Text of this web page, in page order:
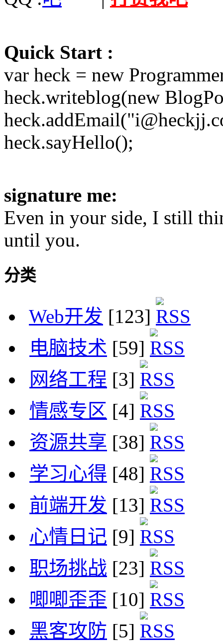
Quick Start :
var heck = new
heck.writeblog(new
heck.sayHello();
signature me:
Even in your side, I still
until you.
分类
Web开发 [123]
电脑技术 [59]
网络工程 [3]
情感专区 [4]
资源共享 [38]
学习心得 [48]
前端开发 [13]
心情日记 [9]
职场挑战 [23]
唧唧歪歪 [10]
黑客攻防 [5]